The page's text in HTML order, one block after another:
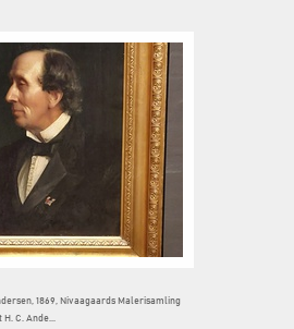
1869, Nivaagaards Malerisamling
C. Ande...